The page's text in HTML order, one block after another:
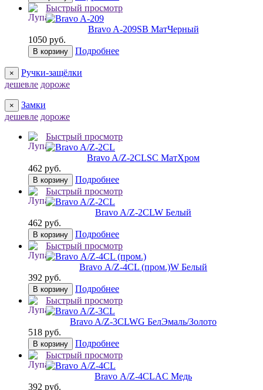
Быстрый просмотр
Bravo A-209SB МатЧерный
1050 руб.
В корзину Подробнее
×
Ручки-защёлки
дешевле дороже
×
Замки
дешевле дороже
Быстрый просмотр
Bravo A/Z-2CLSC МатХром
462 руб.
В корзину
Подробнее
Быстрый просмотр
Bravo A/Z-2CLW Белый
462 руб.
В корзину
Подробнее
Быстрый просмотр
Bravo А/Z-4CL (пром.)W Белый
392 руб.
В корзину
Подробнее
Быстрый просмотр
Bravo A/Z-3CLWG БелЭмаль/Золото
518 руб.
В корзину
Подробнее
Быстрый просмотр
Bravo А/Z-4CLAC Медь
392 руб.